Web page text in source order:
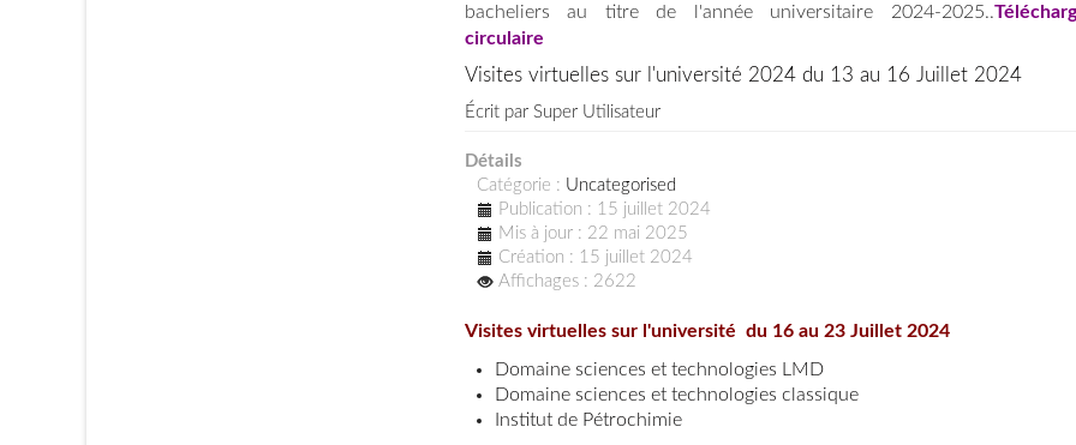
bacheliers au titre de l'année universitaire 2024-2025..
circulaire
Visites virtuelles sur l'université 2024 du 13 au 16 Juillet 2024
Écrit par Super Utilisateur
Détails
Catégorie : Uncategorised
Publication : 15 juillet 2024
Mis à jour : 22 mai 2025
Création : 15 juillet 2024
Affichages : 2622
Visites virtuelles sur l'université du 16 au 23 Juillet 2024
Domaine sciences et technologies LMD
Domaine sciences et technologies classique
Institut de Pétrochimie